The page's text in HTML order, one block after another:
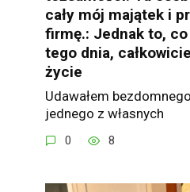
cały mój majątek i
firmę.: Jednak to, co
tego dnia,
życie
Udawałem
jednego z własnych
0 8